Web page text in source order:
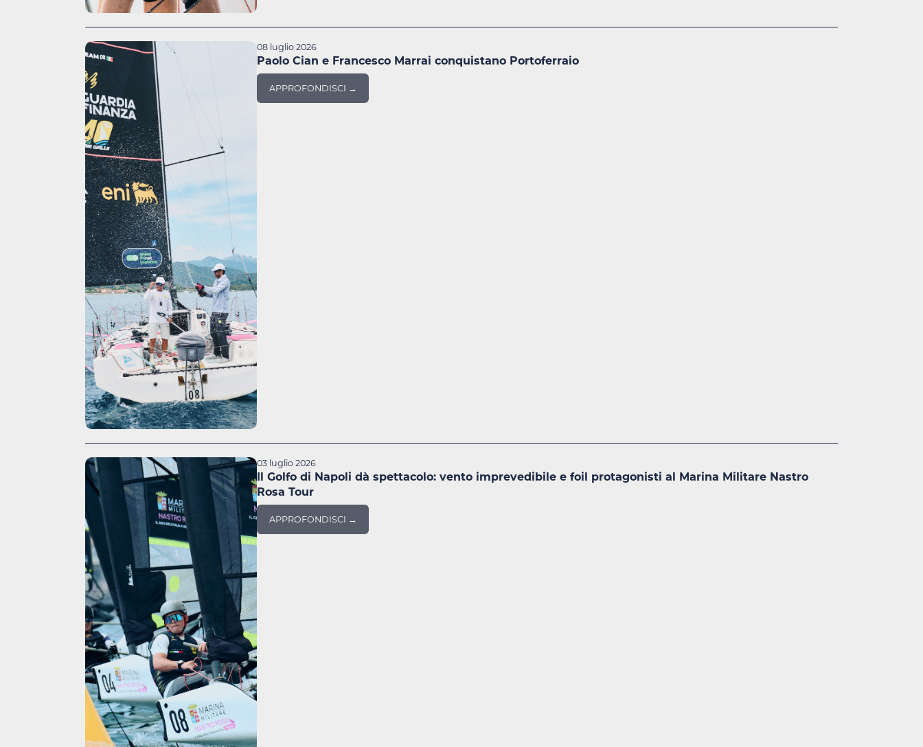
08 luglio 2026
Paolo Cian e Francesco Marrai conquistano Portoferraio
APPROFONDISCI →
03 luglio 2026
Il Golfo di Napoli dà spettacolo: vento imprevedibile e foil protagonisti al Marina Militare Nastro
Rosa Tour
APPROFONDISCI →